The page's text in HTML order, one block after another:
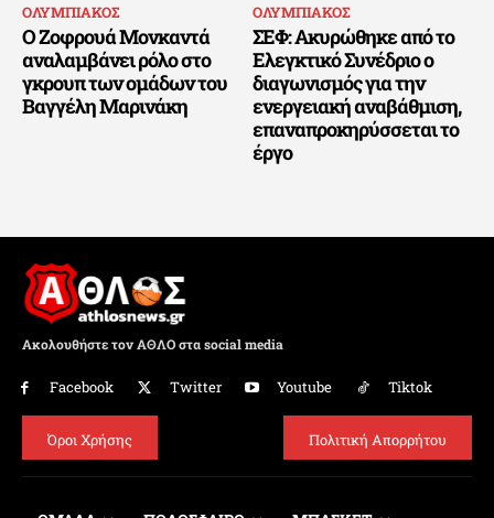
ΟΛΥΜΠΙΑΚΟΣ
Ο Ζοφρουά Μονκαντά
αναλαμβάνει ρόλο στο
γκρουπ των ομάδων του
Βαγγέλη Μαρινάκη
ΟΛΥΜΠΙΑΚΟΣ
ΣΕΦ: Ακυρώθηκε από το
Ελεγκτικό Συνέδριο ο
διαγωνισμός για την
ενεργειακή αναβάθμιση,
επαναπροκηρύσσεται το
έργο
Ακολουθήστε τον ΑΘΛΟ στα social media
Facebook Twitter Youtube Tiktok
Όροι Χρήσης Πολιτική Απορρήτου